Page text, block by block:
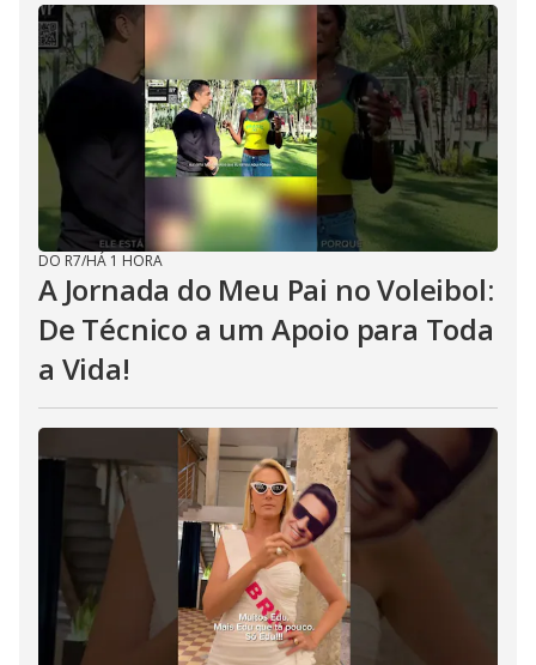
DO R7/HÁ 1 HORA
A Jornada do Meu Pai no Voleibol:
De Técnico a um Apoio para Toda
a Vida!